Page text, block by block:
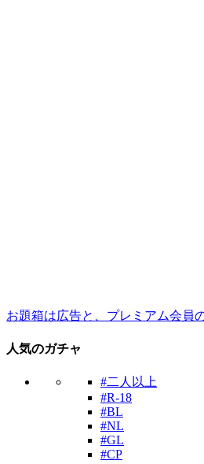
お題箱は広告と、プレミアム会員
人気のガチャ
#二人以上
#R-18
#BL
#NL
#GL
#CP